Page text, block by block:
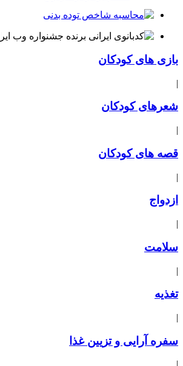
بازی های کودکان
|
شعرهای کودکان
|
قصه های کودکان
|
ازدواج
|
سلامت
|
تغذیه
|
سفره آرایی و تزیین غذا